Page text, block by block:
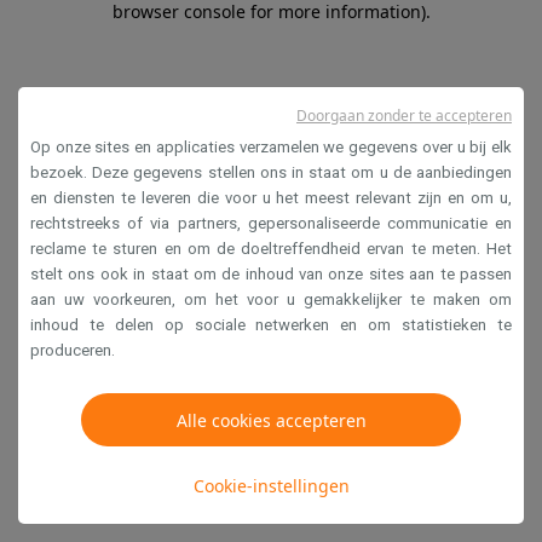
browser console for more information).
Op onze sites en applicaties verzamelen we gegevens over u bij elk
bezoek. Deze gegevens stellen ons in staat om u de aanbiedingen
en diensten te leveren die voor u het meest relevant zijn en om u,
rechtstreeks of via partners, gepersonaliseerde communicatie en
reclame te sturen en om de doeltreffendheid ervan te meten. Het
stelt ons ook in staat om de inhoud van onze sites aan te passen
aan uw voorkeuren, om het voor u gemakkelijker te maken om
inhoud te delen op sociale netwerken en om statistieken te
produceren.
Alle cookies accepteren
Cookie-instellingen
Doorgaan zonder te accepteren